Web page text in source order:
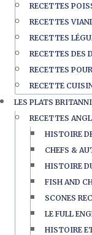
RECETTES
RECETTES
RECETTES
RECETTES DES
RECETTES
RECETTE
LES PLATS
RECETTES
HISTOIRE
CHEFS &
HISTOIRE
FISH AND
SCONES
LE FULL
HISTOIRE